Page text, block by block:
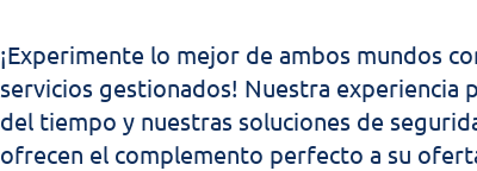
¡Experimente lo mejor de ambos mundos
servicios gestionados! Nuestra experiencia
del tiempo y nuestras soluciones de
ofrecen el complemento perfecto a su